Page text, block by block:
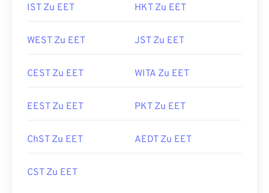
IST Zu EET HKT Zu EET
WEST Zu EET JST Zu EET
CEST Zu EET WITA Zu EET
EEST Zu EET PKT Zu EET
ChST Zu EET AEDT Zu EET
CST Zu EET